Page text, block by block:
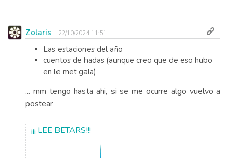
Zolaris 22/10/2024 11:51
Las estaciones del año
cuentos de hadas (aunque creo que de eso hubo
en le met gala)
... mm tengo hasta ahi, si se me ocurre algo vuelvo a
postear
¡¡¡ LEE BETARS!!!